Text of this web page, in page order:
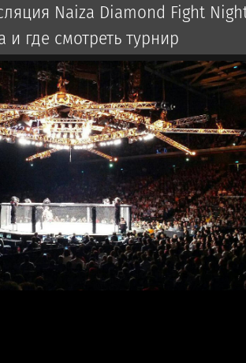
Naiza Diamond Fight
и где смотреть турнир